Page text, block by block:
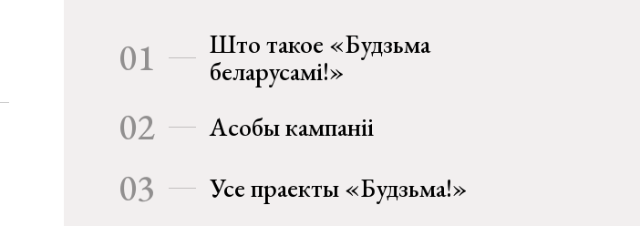
01
Што такое «Будзьма
беларусамі!»
02 Асобы кампаніі
03 Усе праекты «Будзьма!»